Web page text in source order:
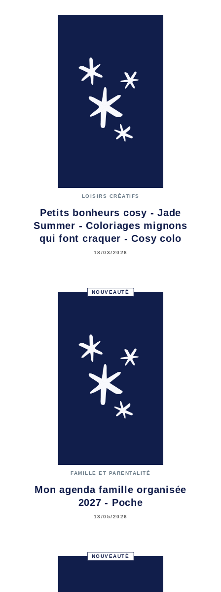
LOISIRS CRÉATIFS
Petits bonheurs cosy - Jade
Summer - Coloriages mignons
qui font craquer - Cosy colo
18/03/2026
NOUVEAUTÉ
FAMILLE ET PARENTALITÉ
Mon agenda famille organisée
2027 - Poche
13/05/2026
NOUVEAUTÉ